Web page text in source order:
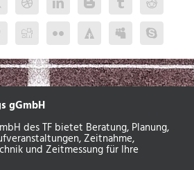
gGmbH
des TF bietet Beratung, Planung,
Zeitnahme,
und Zeitmessung für Ihre